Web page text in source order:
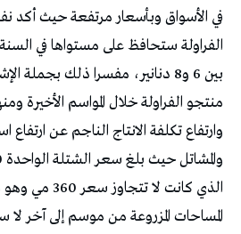
في الأسواق وبأسعار مرتفعة حيث أكد
الفراولة ستحافظ على مستواها في السنة
بين 6 و8 دنانير، مفسرا ذلك بجملة
منتجو الفراولة خلال المواسم الأخيرة
وارتفاع تكلفة الانتاج الناجم عن ارتفاع
الذي كانت لا
المساحات المزروعة من موسم إلى آخر لا